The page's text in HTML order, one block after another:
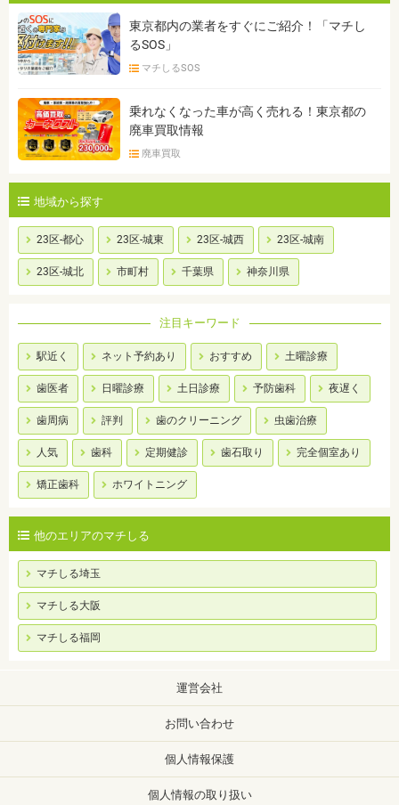
東京都内の業者をすぐにご紹介！「マチし
るSOS」
マチしるSOS
乗れなくなった車が高く売れる！東京都の
廃車買取情報
廃車買取
地域から探す
23区-都心 23区-城東 23区-城西 23区-城南
23区-城北 市町村 千葉県 神奈川県
注目キーワード
駅近く ネット予約あり おすすめ 土曜診療
歯医者 日曜診療 土日診療 予防歯科 夜遅く
歯周病 評判 歯のクリーニング 虫歯治療
人気 歯科 定期健診 歯石取り 完全個室あり
矯正歯科 ホワイトニング
他のエリアのマチしる
マチしる埼玉
マチしる大阪
マチしる福岡
運営会社
お問い合わせ
個人情報保護
個人情報の取り扱い